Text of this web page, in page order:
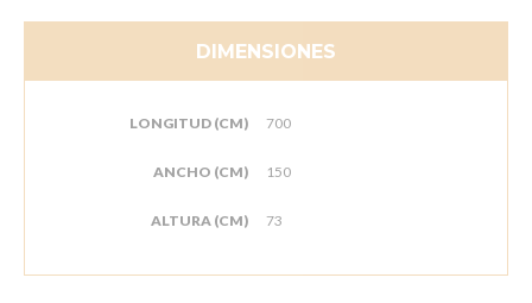
DIMENSIONES
LONGITUD (CM) 700
ANCHO (CM) 150
ALTURA (CM) 73